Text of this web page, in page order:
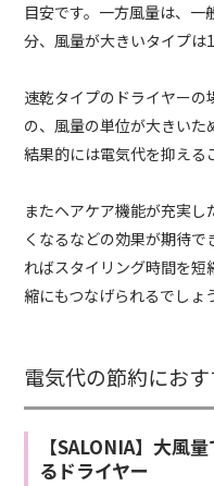
目安です。一方風量は、
分、風量が大きいタイプは
速乾タイプのドライヤー
の、風量の単位が大きいた
結果的には電気代を抑える
またヘアケア機能が充実
くなるなどの効果が期待
ればスタイリング時間を短
縮にもつなげられるでしょ
電気代の節約にお
【SALONIA】大風
るドライヤー